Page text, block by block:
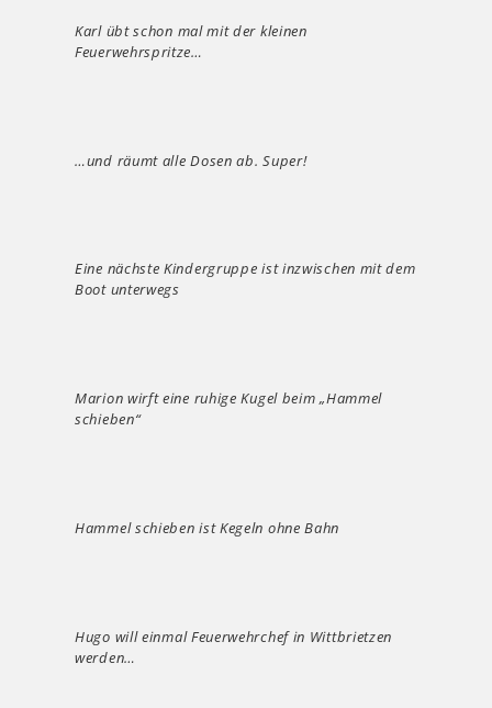
Karl übt schon mal mit der kleinen
Feuerwehrspritze…
…und räumt alle Dosen ab. Super!
Eine nächste Kindergruppe ist inzwischen mit dem
Boot unterwegs
Marion wirft eine ruhige Kugel beim „Hammel
schieben“
Hammel schieben ist Kegeln ohne Bahn
Hugo will einmal Feuerwehrchef in Wittbrietzen
werden…